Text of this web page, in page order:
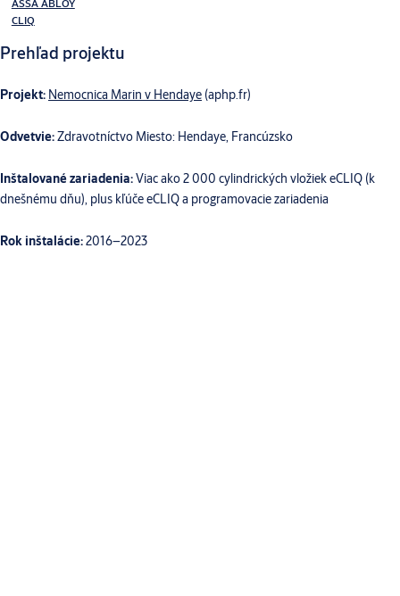
ASSA ABLOY
CLIQ
Prehľad projektu
Projekt: Nemocnica Marin v Hendaye (aphp.fr)
Odvetvie:Zdravotníctvo Miesto: Hendaye, Francúzsko
Inštalované zariadenia:Viac ako 2 000 cylindrických vložiek eCLIQ (k
dnešnému dňu), plus kľúče eCLIQ a programovacie zariadenia
Rok inštalácie:2016–2023